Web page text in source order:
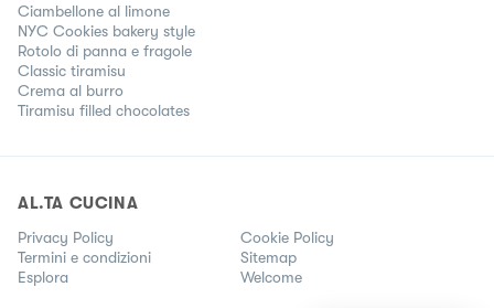
Ciambellone al limone
NYC Cookies bakery style
Rotolo di panna e fragole
Classic tiramisu
Crema al burro
Tiramisu filled chocolates
AL.TA CUCINA
Privacy Policy
Cookie Policy
Termini e condizioni
Sitemap
Esplora
Welcome